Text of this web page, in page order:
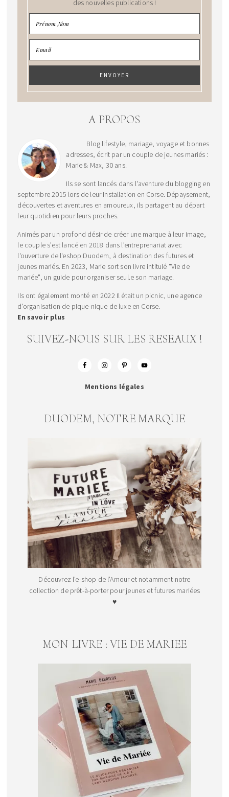
des nouvelles publications !
A PROPOS
Blog lifestyle, mariage, voyage et bonnes
adresses, écrit par un couple de jeunes mariés :
Marie & Max, 30 ans.
Ils se sont lancés dans l'aventure du blogging en
septembre 2015 lors de leur installation en Corse. Dépaysement,
découvertes et aventures en amoureux, ils partagent au départ
leur quotidien pour leurs proches.
Animés par un profond désir de créer une marque à leur image,
le couple s’est lancé en 2018 dans l’entreprenariat avec
l'ouverture de l'eshop Duodem, à destination des futures et
jeunes mariés. En 2023, Marie sort son livre intitulé "Vie de
mariée", un guide pour organiser seul.e son mariage.
Ils ont également monté en 2022 Il était un picnic, une agence
d'organisation de pique-nique de luxe en Corse.
En savoir plus
SUIVEZ-NOUS SUR LES RESEAUX !
Mentions légales
DUODEM, NOTRE MARQUE
Découvrez l'e-shop de l'Amour et notamment notre
collection de prêt-à-porter pour jeunes et futures mariées
♥
MON LIVRE : VIE DE MARIEE